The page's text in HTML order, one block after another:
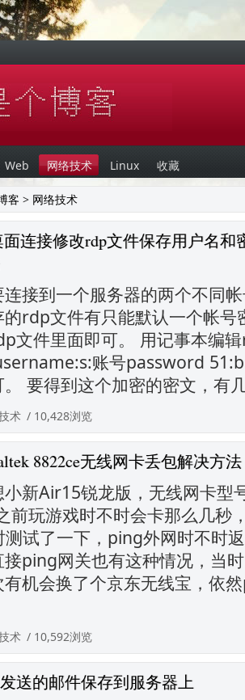
Web 网络技术 Linux 收藏
客 > 网络技术
面连接修改rdp文件保存用户名和
接到一个服务器的两个不同
rdp文件有只能默认一个帐号
文件里面即可。 用记事本编
账号password
要得到这个加密的密文，有
术 / 10,428浏览
8822ce无线网卡丢包解决方法
小新Air15锐龙版，无线网卡型
前玩游戏时不时会卡那么几秒
试了一下，ping外网时不时
ping网关也有这种情况，当
机会换了个京东无线宝，依
术 / 10,592浏览
送的邮件保存到服务器上